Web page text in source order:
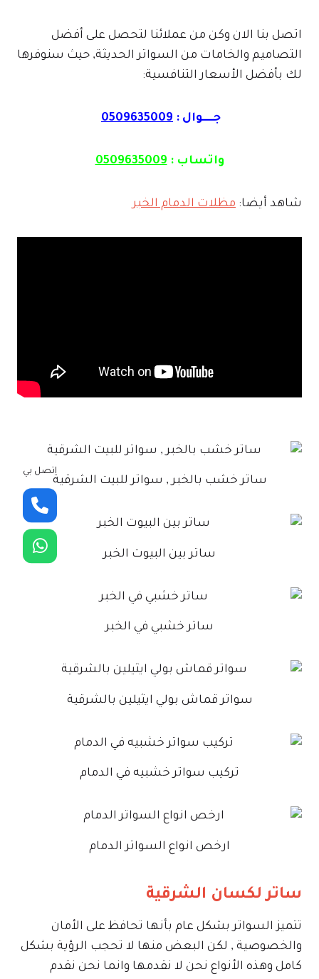
اتصل بنا الان وكن من عملائنا لتحصل على أفضل
التصاميم والخامات من السواتر الحديثة, حيث سنوفرها
لك بأفضل الأسعار التنافسية:
جـــــوال : 0509635009
واتساب :0509635009
شاهد أيضا: مظلات الدمام الخبر
ساتر خشب بالخبر , سواتر للبيت الشرقية
ساتر بين البيوت الخبر
ساتر خشبي في الخبر
سواتر قماش بولي ايثيلين بالشرقية
تركيب سواتر خشبيه في الدمام
ارخص انواع السواتر الدمام
ساتر لكسان الشرقية
تتميز السواتر بشكل عام بأنها تحافظ على الأمان
والخصوصية , لكن البعض منها لا تحجب الرؤية بشكل
كامل وهذه الأنواع نحن لا نقدمها وانما نحن نقدم
اتصل بي